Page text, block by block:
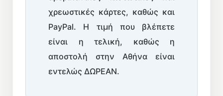
χρεωστικές κάρτες, καθώς και
PayPal. Η τιμή που βλέπετε
είναι η τελική, καθώς η
αποστολή στην Αθήνα είναι
εντελώς ΔΩΡΕΑΝ.